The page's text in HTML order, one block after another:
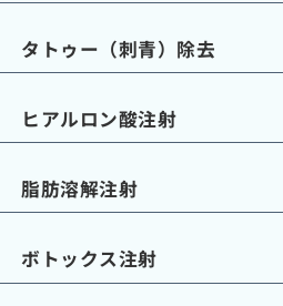
タトゥー（刺青）除去
ヒアルロン酸注射
脂肪溶解注射
ボトックス注射